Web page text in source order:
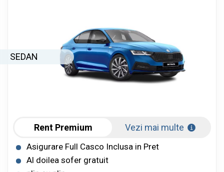
SEDAN
Rent Premium Vezi mai multe
Asigurare Full Casco Inclusa in Pret
Al doilea sofer gratuit